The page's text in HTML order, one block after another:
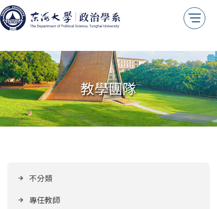
法規專區
關於我們
系主任的話
系所沿革
教育目標
核心素養
系友會
教學團隊
不分類
專任教師